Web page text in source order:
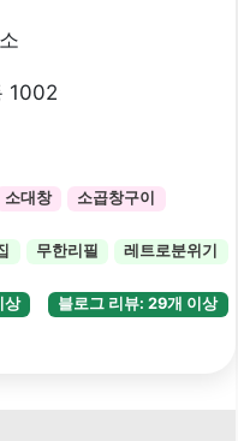
1002
소대창 소곱창구이
무한리필 레트로분위기
블로그 리뷰: 29개 이상
상